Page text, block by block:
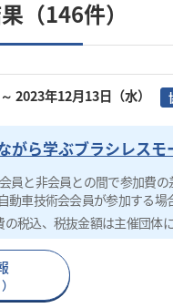
（146件）
～ 2023年12月13日（水）
がら学ぶブラシレスモ
員と非会員との間で参加費の
動車技術会会員が参加する場
の税込、税抜金額は主催団体